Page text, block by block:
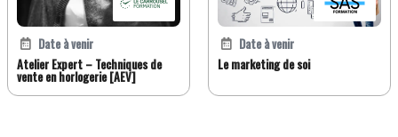
Date à venir
Atelier Expert – Techniques de
vente en horlogerie [AEV]
Date à venir
Le marketing de soi